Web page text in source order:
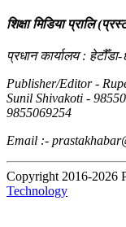
शिक्षा मिडिया प्रालि
प्रधान कार्यालय :
Publisher/Editor -
Sunil Shivakoti -
9855069254
Email :-
Copyright 2016-2026
Technology